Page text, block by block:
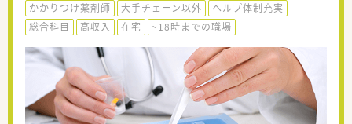
かかりつけ薬剤師
大手チェーン以外
ヘルプ体制充実
総合科目
高収入 在宅 ~18時までの職場